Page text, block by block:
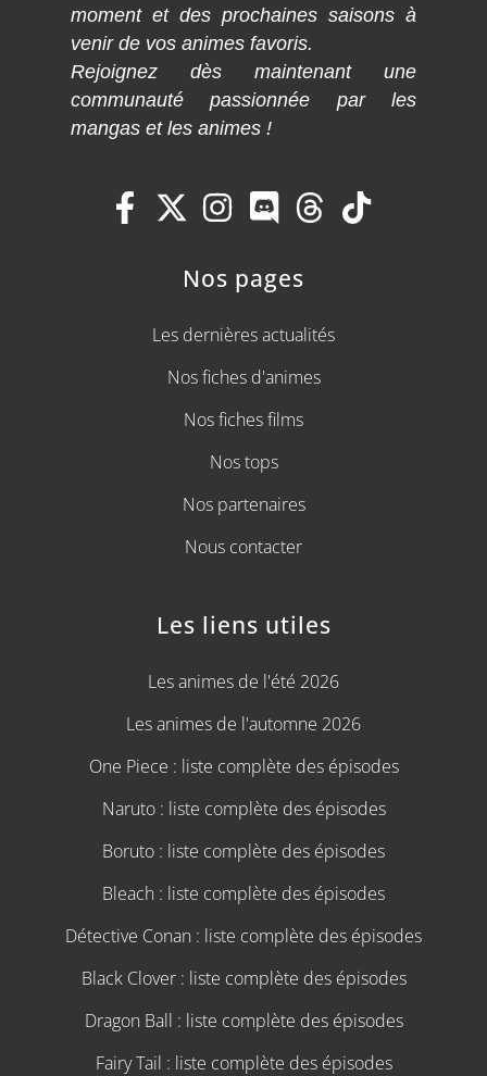
moment et des prochaines saisons à
venir de vos animes favoris.
Rejoignez dès maintenant une
communauté passionnée par les
mangas et les animes !
Nos pages
Les dernières actualités
Nos fiches d'animes
Nos fiches films
Nos tops
Nos partenaires
Nous contacter
Les liens utiles
Les animes de l'été 2026
Les animes de l'automne 2026
One Piece : liste complète des épisodes
Naruto : liste complète des épisodes
Boruto : liste complète des épisodes
Bleach : liste complète des épisodes
Détective Conan : liste complète des épisodes
Black Clover : liste complète des épisodes
Dragon Ball : liste complète des épisodes
Fairy Tail : liste complète des épisodes